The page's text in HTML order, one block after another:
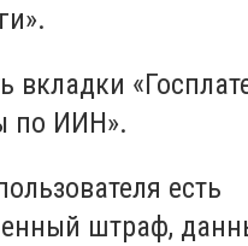
вкладки
по ИИН».
есть
штраф,